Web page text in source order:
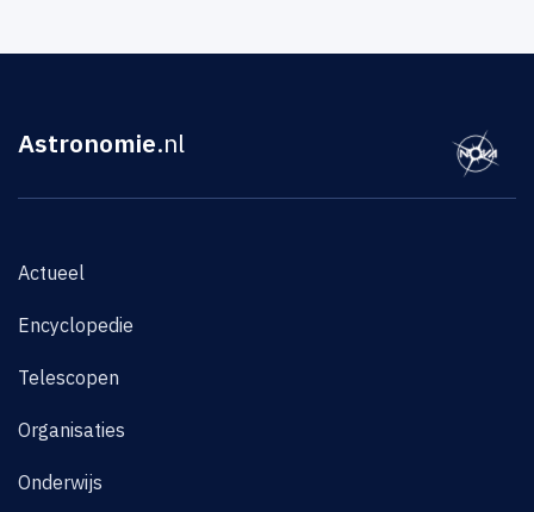
Astronomie.nl
Actueel
Encyclopedie
Telescopen
Organisaties
Onderwijs